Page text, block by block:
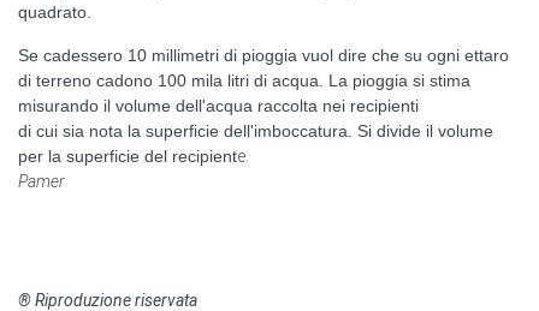
quadrato.
Se cadessero 10 millimetri di pioggia vuol dire che su ogni ettaro
di terreno cadono 100 mila litri di acqua. La pioggia si stima
misurando il volume dell'acqua raccolta nei recipienti
di cui sia nota la superficie dell'imboccatura. Si divide il volume
per la superficie del recipiente.
Pamer
® Riproduzione riservata